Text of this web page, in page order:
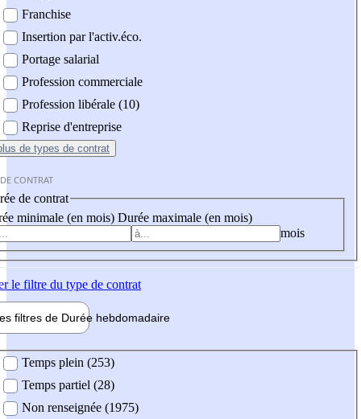
Franchise
Insertion par l'activ.éco.
Portage salarial
Profession commerciale
Profession libérale (10)
Reprise d'entreprise
de types de contrat
CONTRAT
de contrat
minimale (en mois) Durée maximale (en mois)
mois
le filtre du type de contrat
filtres de Durée hebdomadaire
Temps plein (253)
Temps partiel (28)
Non renseignée (1975)